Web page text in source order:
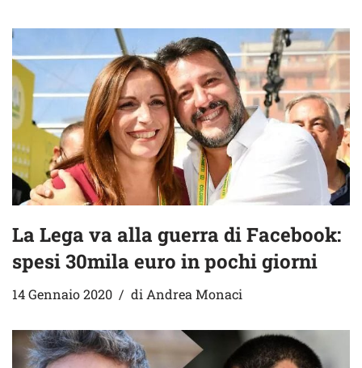
La Lega va alla guerra di Facebook:
spesi 30mila euro in pochi giorni
14 Gennaio 2020 di Andrea Monaci